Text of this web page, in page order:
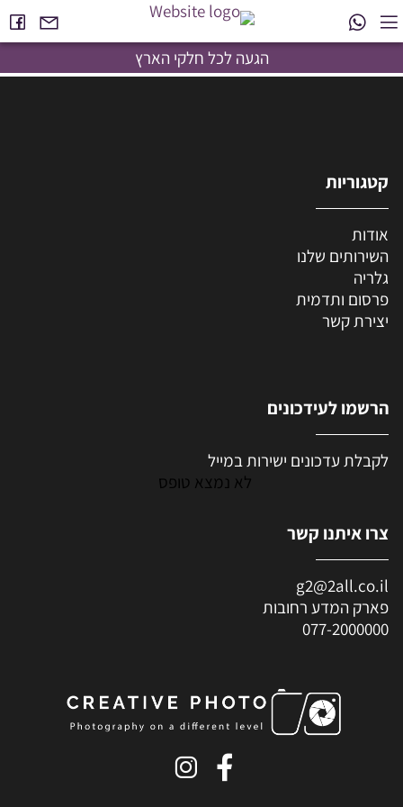
הגעה לכל חלקי הארץ
קטגוריות
אודות
השירותים שלנו
גלריה
פרסום ותדמית
יצירת קשר
הרשמו לעידכונים
לקבלת עדכונים ישירות במייל
לא נמצא טופס
צרו איתנו קשר
g2@2all.co.il
פארק המדע רחובות
077-2000000